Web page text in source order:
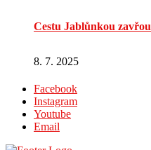
Cestu Jablůnkou
8. 7. 2025
Facebook
Instagram
Youtube
Email